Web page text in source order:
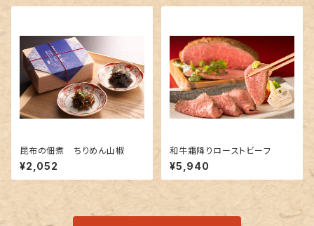
昆布の佃煮 ちりめん山椒
¥2,052
和牛霜降りローストビーフ
¥5,940